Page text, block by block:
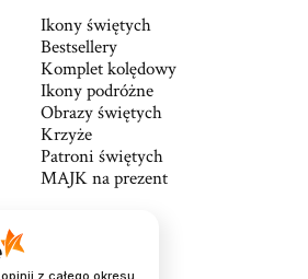
Ikony świętych
Bestsellery
Komplet kolędowy
Ikony podróżne
Obrazy świętych
Krzyże
Patroni świętych
MAJK na prezent
opinii z całego okresu